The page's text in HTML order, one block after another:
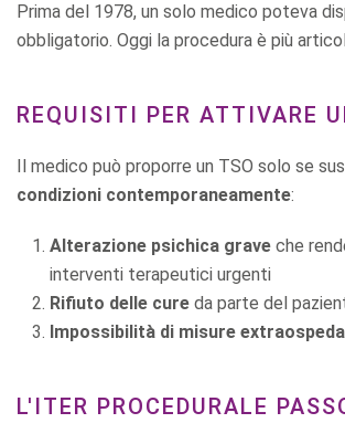
Prima del 1978, un solo medico poteva
obbligatorio. Oggi la procedura è più
REQUISITI PER ATTIVARE
Il medico può proporre un TSO solo se
condizioni contemporaneamente:
Alterazione psichica grave che
interventi terapeutici urgenti
Rifiuto delle cure da parte del
Impossibilità di misure
L'ITER PROCEDURALE